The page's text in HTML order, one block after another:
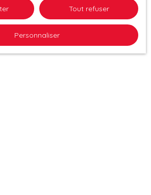
grande, un wc séparé. Divers:
(chaudière bois), fenêtres à
et verger. Maison située en
proximité
Tout refuser
Personnaliser